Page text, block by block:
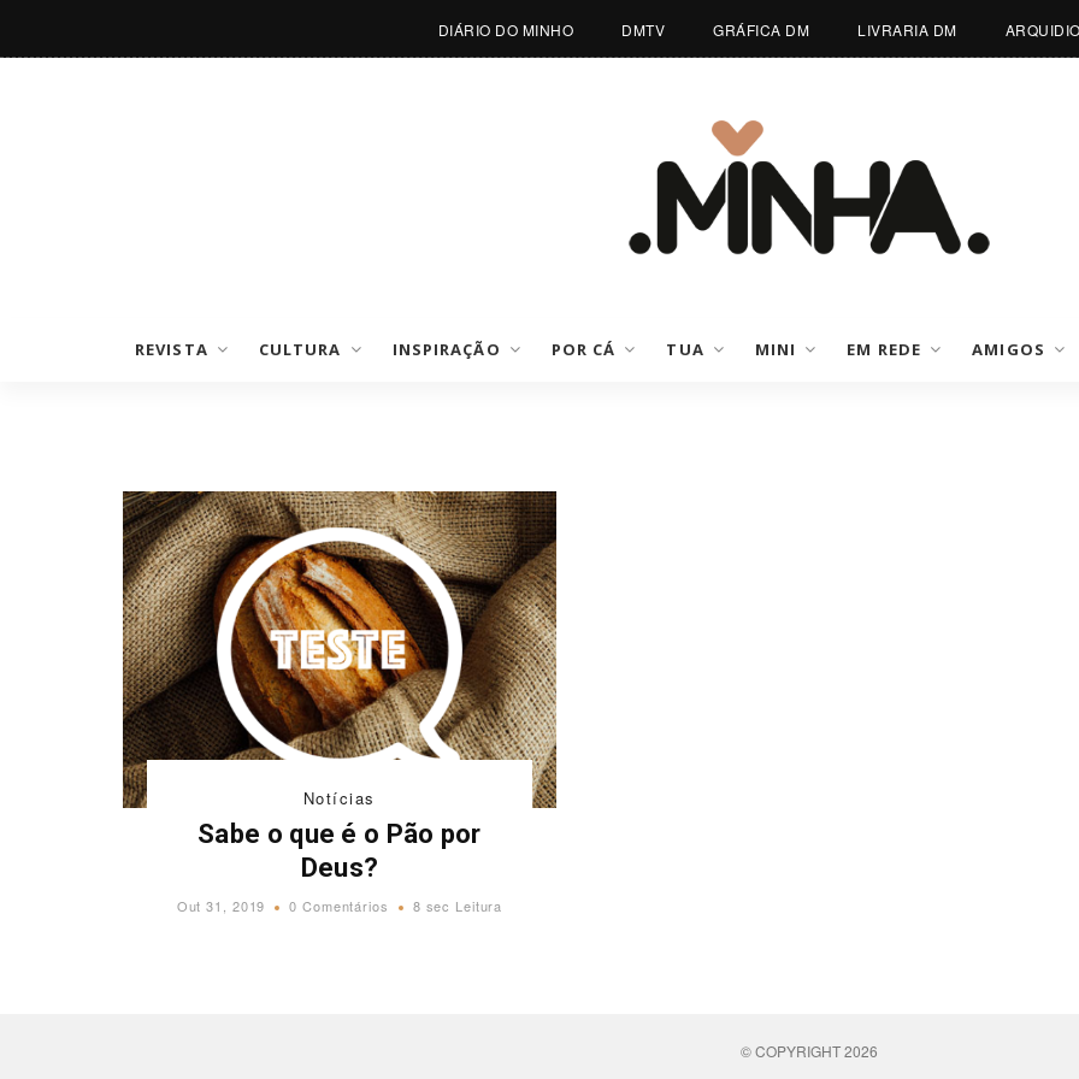
DIÁRIO DO MINHO DMTV GRÁFICA DM LIVRARIA DM
REVISTA CULTURA INSPIRAÇÃO POR CÁ TUA MINI EM REDE AMIGOS
Notícias
Sabe o que é o Pão por
Deus?
Out 31, 2019 0 Comentários 8 sec Leitura
© COPYRIGHT 2026